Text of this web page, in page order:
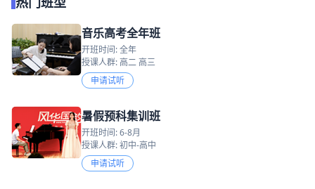
音乐高考全年班
开班时间: 全年
授课人群: 高二 高三
申请试听
暑假预科集训班
开班时间: 6-8月
授课人群: 初中-高中
申请试听